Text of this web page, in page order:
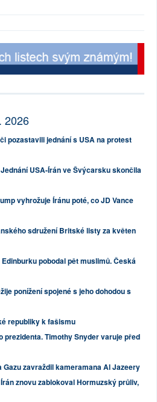
2026
pozastavili jednání s USA na protest
USA-Írán ve Švýcarsku skončila
vyhrožuje Íránu poté, co JD Vance
sdružení Britské listy za květen
pobodal pět muslimů. Česká
ponížení spojené s jeho dohodou s
republiky k fašismu
prezidenta. Timothy Snyder varuje před
Gazu zavraždil kameramana Al Jazeery
znovu zablokoval Hormuzský průliv,